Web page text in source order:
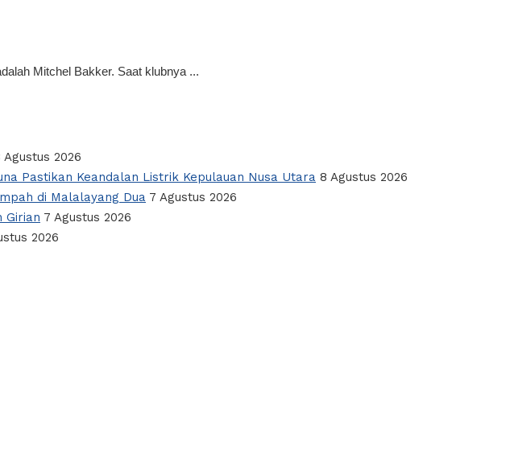
Mitchel Bakker. Saat klubnya ...
Agustus 2026
Pastikan Keandalan Listrik Kepulauan Nusa Utara 8 Agustus 2026
di Malalayang Dua 7 Agustus 2026
Girian 7 Agustus 2026
2026